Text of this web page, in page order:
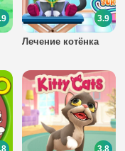
Лечение котёнка
3.9